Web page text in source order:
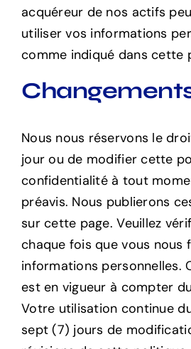
acquéreur de nos actifs
utiliser vos informations
comme indiqué dans cette
Nous nous réservons le
jour ou de modifier cette
confidentialité à tout
préavis. Nous publierons
sur cette page. Veuillez
chaque fois que vous nous
informations personnelles.
est en vigueur à compter
Votre utilisation continue
sept (7) jours de